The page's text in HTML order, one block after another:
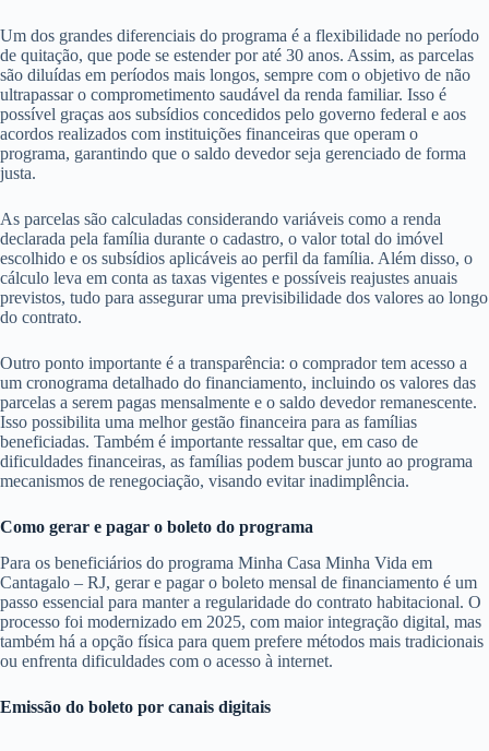
Um dos grandes diferenciais do programa é a flexibilidade no período
de quitação, que pode se estender por até 30 anos. Assim, as parcelas
são diluídas em períodos mais longos, sempre com o objetivo de não
ultrapassar o comprometimento saudável da renda familiar. Isso é
possível graças aos subsídios concedidos pelo governo federal e aos
acordos realizados com instituições financeiras que operam o
programa, garantindo que o saldo devedor seja gerenciado de forma
justa.
As parcelas são calculadas considerando variáveis como a renda
declarada pela família durante o cadastro, o valor total do imóvel
escolhido e os subsídios aplicáveis ao perfil da família. Além disso, o
cálculo leva em conta as taxas vigentes e possíveis reajustes anuais
previstos, tudo para assegurar uma previsibilidade dos valores ao longo
do contrato.
Outro ponto importante é a transparência: o comprador tem acesso a
um cronograma detalhado do financiamento, incluindo os valores das
parcelas a serem pagas mensalmente e o saldo devedor remanescente.
Isso possibilita uma melhor gestão financeira para as famílias
beneficiadas. Também é importante ressaltar que, em caso de
dificuldades financeiras, as famílias podem buscar junto ao programa
mecanismos de renegociação, visando evitar inadimplência.
Como gerar e pagar o boleto do programa
Para os beneficiários do programa Minha Casa Minha Vida em
Cantagalo – RJ, gerar e pagar o boleto mensal de financiamento é um
passo essencial para manter a regularidade do contrato habitacional. O
processo foi modernizado em 2025, com maior integração digital, mas
também há a opção física para quem prefere métodos mais tradicionais
ou enfrenta dificuldades com o acesso à internet.
Emissão do boleto por canais digitais